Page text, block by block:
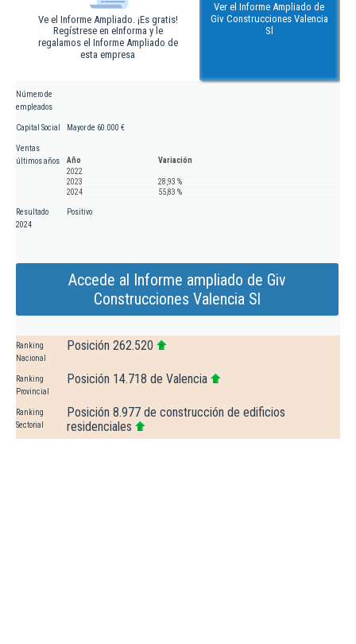
Ve el Informe Ampliado. ¡Es gratis!
Regístrese en eInforma y le
regalamos el Informe Ampliado de
esta empresa
Ver el Informe Ampliado de
Giv Construcciones Valencia
Sl
Número de
empleados
Capital Social Mayor de 60.000 €
Ventas
últimos años
Año
Variación
2022
2023
28,93 %
2024
55,83 %
Resultado
2024
Positivo
Accede al Informe ampliado de Giv
Construcciones Valencia Sl
Ranking
Nacional
Posición 262.520
Ranking
Provincial
Posición 14.718 de Valencia
Ranking
Sectorial
Posición 8.977 de construcción de edificios
residenciales